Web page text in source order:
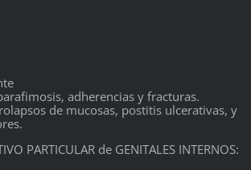
adherencias y fracturas.
de mucosas, postitis ulcerativas, y
PARTICULAR de GENITALES INTERNOS: